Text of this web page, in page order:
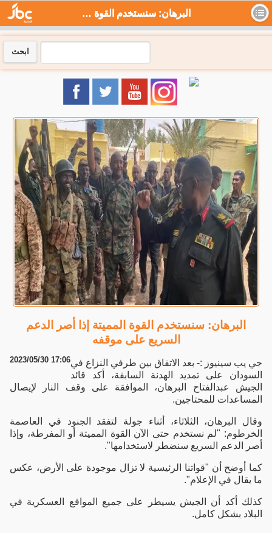
البرهان: سنستخدم القوة المميتة إذا أصر الدعم السريع على موقفه - جي بي سي نيوز
ابحث
البرهان: سنستخدم القوة المميتة إذا أصر الدعم
السريع على موقفه
2023/05/30 17:06جي يب سينيوز :- بعد الاتفاق بين طرفي النزاع في
السودان على تمديد الهدنة السابقة، أكد قائد
الجيش عبدالفتاح البرهان، الموافقة على وقف النار لإيصال
المساعدات للمحتاجين.
وقال البرهان، الثلاثاء، أثناء جولة لتفقد الجنود في العاصمة
الخرطوم: "لم نستخدم حتى الآن القوة المميتة أو المفرطة، وإذا
أصر الدعم السريع سنضطر لاستخدامها".
كما أوضح أن "قواتنا الرئيسية لا تزال موجودة على الأرض، عكس
ما يقال في الإعلام".
كذلك أكد أن الجيش يسيطر على جميع المواقع العسكرية في
البلاد بشكل كامل.